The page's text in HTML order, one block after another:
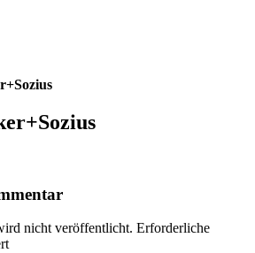
nicht veröffentlicht. Erforderliche